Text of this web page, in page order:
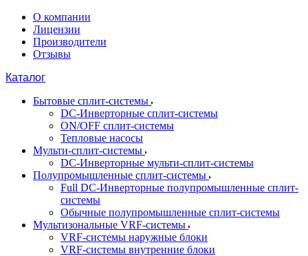
О компании
Лицензии
Производители
Отзывы
Каталог
Бытовые сплит-системы
DC-Инверторные сплит-системы
ON/OFF сплит-системы
Тепловые насосы
Мульти-сплит-системы
DC-Инверторные мульти-сплит-системы
Полупромышленные сплит-системы
Full DC-Инверторные полупромышленные сплит-
системы
Обычные полупромышленные сплит-системы
Мультизональные VRF-системы
VRF-системы наружные блоки
VRF-системы внутренние блоки